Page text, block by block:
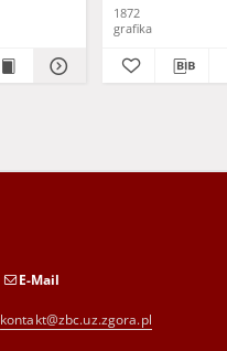
1872
grafika
E-Mail
kontakt@zbc.uz.zgora.pl